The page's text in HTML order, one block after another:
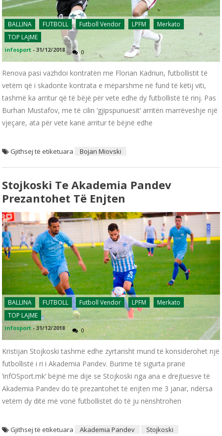
BALLINA FUTBOLL Futboll Vendor LPFM
Merkato
TOP LAJME
infosport -31/12/2018 0
Renova pasi vazhdoi kontratën me Florian Kadriun, futbollistit të
vetëm që i skadonte kontrata e mëparshme në fund të këtij viti,
tashmë ka arritur që të bëjë për vete edhe dy futbollistë të rinj. Pas
Burhan Mustafov, me të cilin ‘gjipspunuesit’ arritën marrëveshje një
vjeçare, ata për vete kanë arritur të bëjnë edhe
Gjithsej të etiketuara Bojan Miovski
Stojkoski Te Akademia Pandev
Prezantohet Të Enjten
BALLINA FUTBOLL Futboll Vendor LPFM
Merkato
TOP LAJME
infosport -31/12/2018 0
Kristijan Stojkoski tashmë edhe zyrtarisht mund të konsiderohet një
futbollistë i ri i Akademia Pandev. Burime të sigurta pranë
‘infOSport.mk’ bëjnë me dije se Stojkoski nga ana e drejtuesve të
Akademia Pandev do të prezantohet të enjten me 3 janar, ndërsa
vetëm dy ditë më vonë futbollistët do të ju nënshtrohen
Gjithsej të etiketuara Akademia Pandev Stojkoski